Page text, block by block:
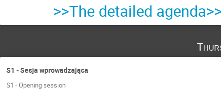
>>The detailed
S1 - Sesja wprowadzająca
S1 - Opening session